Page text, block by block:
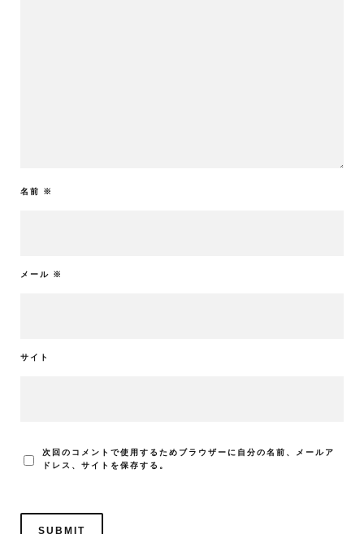
名前 ※
メール ※
サイト
次回のコメントで使用するためブラウザーに自分の名前、メールア
ドレス、サイトを保存する。